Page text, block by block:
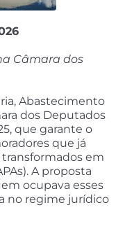
Câmara dos
Abastecimento
dos Deputados
que garante o
que já
em
A proposta
ocupava esses
no regime jurídico